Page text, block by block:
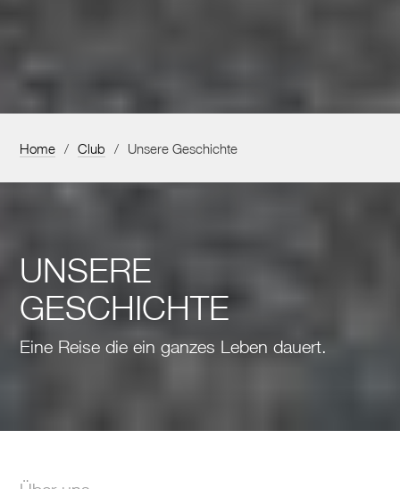
UNSERE
GESCHICHTE
Eine Reise die ein ganzes Leben dauert.
Home / Club / Unsere Geschichte